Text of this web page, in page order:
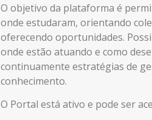
O objetivo da plataforma é
onde estudaram, orientando
oferecendo oportunidades.
onde estão atuando e como
continuamente estratégias de
conhecimento.
O Portal está ativo e pode ser